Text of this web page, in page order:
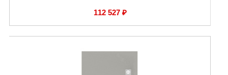
112 527 ₽